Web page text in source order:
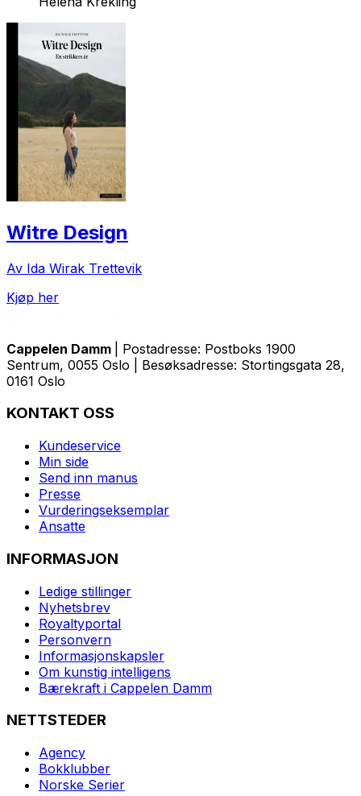
Witre Design
Av Ida Wirak Trettevik
Kjøp her
Cappelen Damm
| Postadresse: Postboks 1900
Sentrum, 0055 Oslo | Besøksadresse: Stortingsgata 28,
0161 Oslo
KONTAKT OSS
Kundeservice
Min side
Send inn manus
Presse
Vurderingseksemplar
Ansatte
INFORMASJON
Ledige stillinger
Nyhetsbrev
Royaltyportal
Personvern
Informasjonskapsler
Om kunstig intelligens
Bærekraft i Cappelen Damm
NETTSTEDER
Agency
Bokklubber
Norske Serier